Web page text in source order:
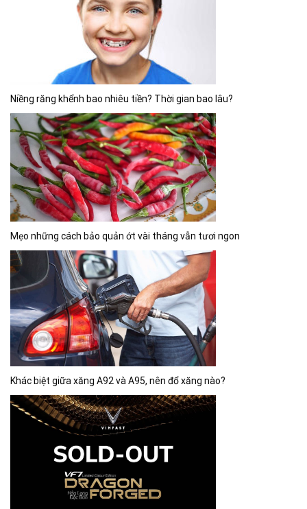
Niềng răng khểnh bao nhiêu tiền? Thời gian bao lâu?
Mẹo những cách bảo quản ớt vài tháng vẫn tươi ngon
Khác biệt giữa xăng A92 và A95, nên đổ xăng nào?